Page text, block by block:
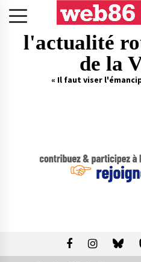
l'actualité
de la
« Il faut viser